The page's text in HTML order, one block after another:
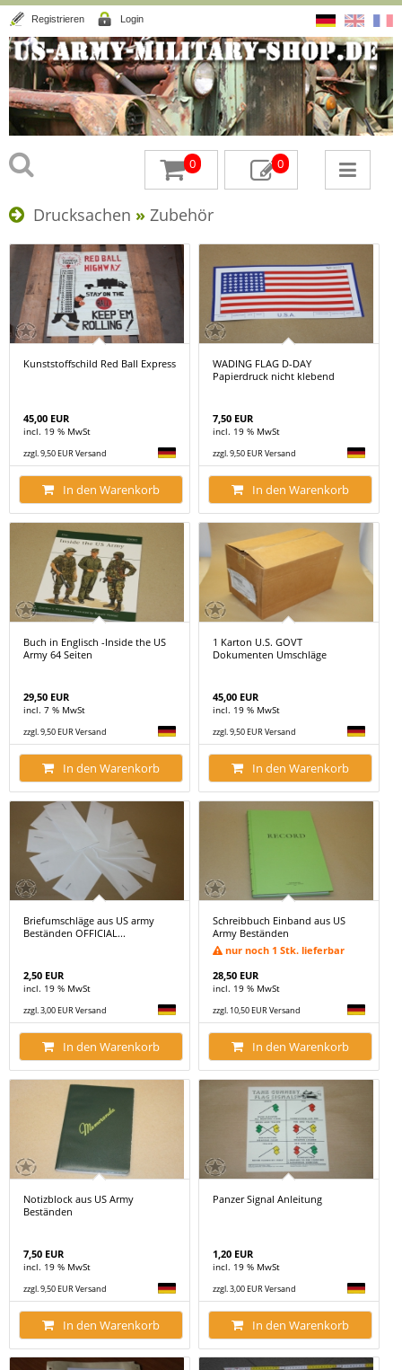
Registrieren Login
0 0
Drucksachen » Zubehör
Kunststoffschild Red Ball Express
45,00 EUR
incl. 19 % MwSt
zzgl. 9,50 EUR Versand
In den Warenkorb
WADING FLAG D-DAY
Papierdruck nicht klebend
7,50 EUR
incl. 19 % MwSt
zzgl. 9,50 EUR Versand
In den Warenkorb
Buch in Englisch -Inside the US
Army 64 Seiten
29,50 EUR
incl. 7 % MwSt
zzgl. 9,50 EUR Versand
In den Warenkorb
1 Karton U.S. GOVT
Dokumenten Umschläge
45,00 EUR
incl. 19 % MwSt
zzgl. 9,50 EUR Versand
In den Warenkorb
Briefumschläge aus US army
Beständen OFFICIAL...
2,50 EUR
incl. 19 % MwSt
zzgl. 3,00 EUR Versand
In den Warenkorb
Schreibbuch Einband aus US
Army Beständen
nur noch 1 Stk. lieferbar
28,50 EUR
incl. 19 % MwSt
zzgl. 10,50 EUR Versand
In den Warenkorb
Notizblock aus US Army
Beständen
7,50 EUR
incl. 19 % MwSt
zzgl. 9,50 EUR Versand
In den Warenkorb
Panzer Signal Anleitung
1,20 EUR
incl. 19 % MwSt
zzgl. 3,00 EUR Versand
In den Warenkorb